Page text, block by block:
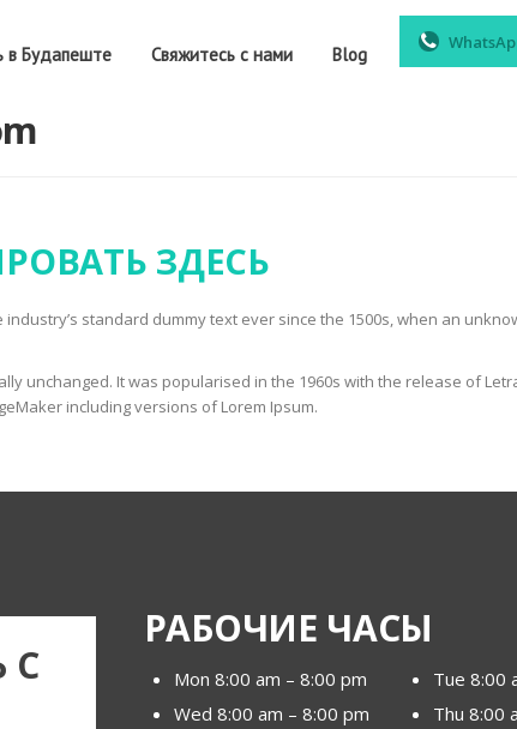
в Будапеште Свяжитесь с нами Blog
ЗДЕСЬ
standard dummy text ever since the 1500s, when an
unchanged. It was popularised in the 1960s with the release of
including versions of Lorem Ipsum.
С
РАБОЧИЕ ЧАСЫ
Mon 8:00 am – 8:00 pm
Tue 8:00
Wed 8:00 am – 8:00 pm
Thu 8:00